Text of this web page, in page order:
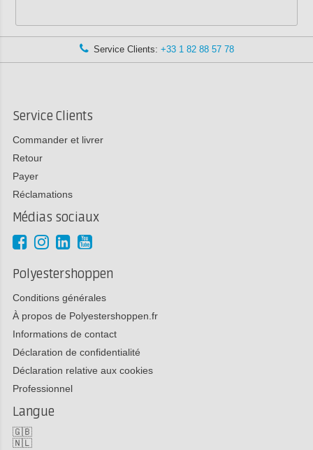
Service Clients: +33 1 82 88 57 78
Service Clients
Commander et livrer
Retour
Payer
Réclamations
Médias sociaux
Polyestershoppen
Conditions générales
À propos de Polyestershoppen.fr
Informations de contact
Déclaration de confidentialité
Déclaration relative aux cookies
Professionnel
Langue
🇬🇧
🇳🇱